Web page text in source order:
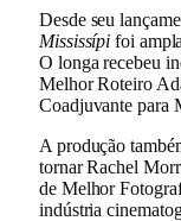
Desde seu
Mississípi foi
O longa recebeu
Melhor Roteiro
Coadjuvante para
A produção
tornar Rachel
de Melhor
indústria